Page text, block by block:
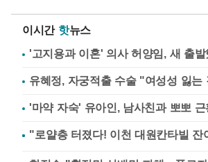
이시간 핫뉴스
'고지용과 이혼' 의사 허양임, 새 출발
유혜정, 자궁적출 수술 "여성성 잃
'마약 자숙' 유아인, 남사친과 뽀뽀 근